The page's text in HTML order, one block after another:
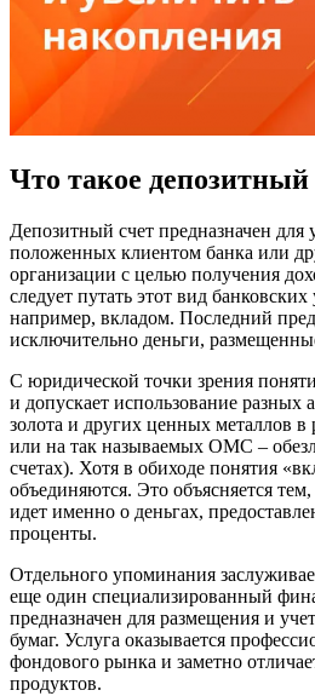
Что такое депозитный
Депозитный счет предназначен для
положенных клиентом банка или
организации с целью получения
следует путать этот вид
например, вкладом. Последний
исключительно деньги,
С юридической точки зрения
и допускает использование разных
золота и других ценных металлов
или на так называемых ОМС –
счетах). Хотя в обиходе понятия
объединяются. Это объясняется
идет именно о деньгах,
проценты.
Отдельного упоминания
еще один специализированный
предназначен для размещения и
бумаг. Услуга оказывается
фондового рынка и заметно
продуктов.